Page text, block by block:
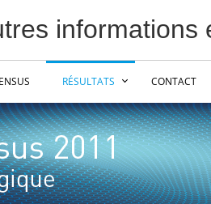
RÉSULTATS CONTACT